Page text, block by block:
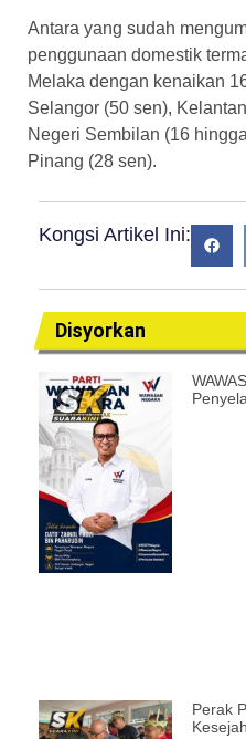
Antara yang sudah
penggunaan domestik
Melaka dengan kenaikan
Selangor (50 sen),
Negeri Sembilan (16
Pinang (28 sen).
Kongsi Artikel Ini:
Disyorkan
Perak